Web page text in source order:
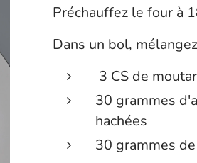
Préchauffez le four à
Dans un bol,
3 CS de
30 grammes
hachées
30 grammes